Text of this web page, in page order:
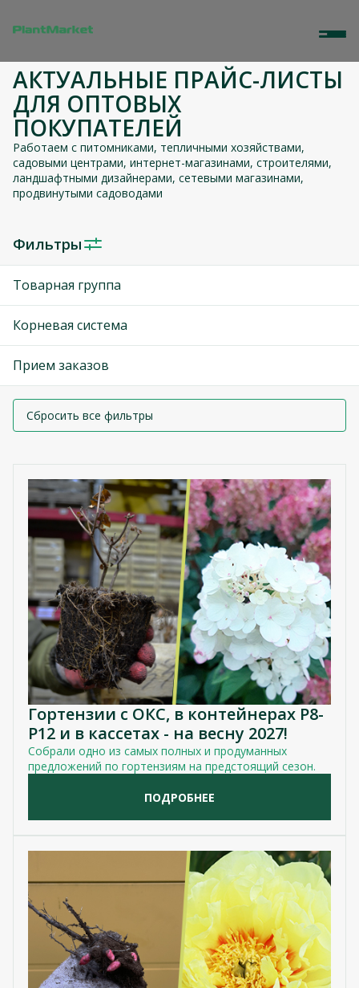
АКТУАЛЬНЫЕ ПРАЙС-ЛИСТЫ
ДЛЯ ОПТОВЫХ
ПОКУПАТЕЛЕЙ
Работаем с питомниками, тепличными хозяйствами,
садовыми центрами, интернет-магазинами, строителями,
ландшафтными дизайнерами, сетевыми магазинами,
продвинутыми садоводами
Фильтры
Товарная группа
Корневая система
Прием заказов
Сбросить все фильтры
Гортензии с ОКС, в контейнерах P8-
P12 и в кассетах - на весну 2027!
Собрали одно из самых полных и продуманных
предложений по гортензиям на предстоящий сезон.
ПОДРОБНЕЕ